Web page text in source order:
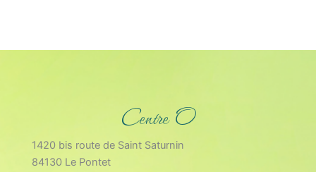
Centre O
1420 bis route de Saint Saturnin
84130 Le Pontet